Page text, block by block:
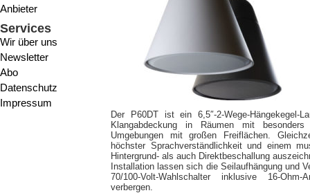
Anbieter
Services
Wir über uns
Newsletter
Abo
Datenschutz
Impressum
Der P60DT ist ein 6,5″-2-Wege-Hängekegel-
Klangabdeckung in Räumen mit
Umgebungen mit großen Freiflächen.
höchster Sprachverständlichkeit und einem
Hintergrund- als auch Direktbeschallung
Installation lassen sich die Seilaufhängung und
70/100-Volt-Wahlschalter inklusive 16-
verbergen.